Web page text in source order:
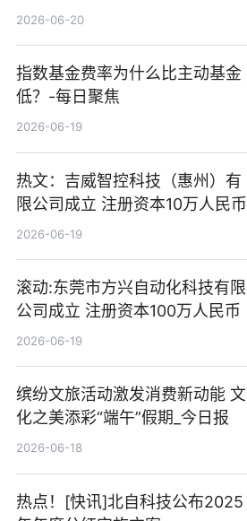
2026-06-20
指数基金费率为什么比主动基金
低？-每日聚焦
2026-06-19
热文：吉威智控科技（惠州）有
限公司成立 注册资本10万人民币
2026-06-19
滚动:东莞市方兴自动化科技有限
公司成立 注册资本100万人民币
2026-06-19
缤纷文旅活动激发消费新动能 文
化之美添彩“端午”假期_今日报
2026-06-18
热点！[快讯]北自科技公布2025